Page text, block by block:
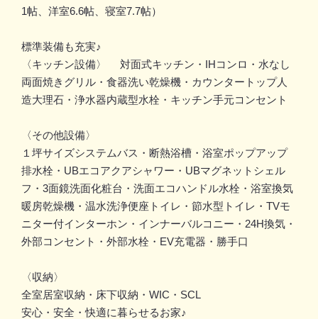
1帖、洋室6.6帖、寝室7.7帖）
標準装備も充実♪
〈キッチン設備〉 対面式キッチン・IHコンロ・水なし
両面焼きグリル・食器洗い乾燥機・カウンタートップ人
造大理石・浄水器内蔵型水栓・キッチン手元コンセント
〈その他設備〉
１坪サイズシステムバス・断熱浴槽・浴室ポップアップ
排水栓・UBエコアクアシャワー・UBマグネットシェル
フ・3面鏡洗面化粧台・洗面エコハンドル水栓・浴室換気
暖房乾燥機・温水洗浄便座トイレ・節水型トイレ・TVモ
ニター付インターホン・インナーバルコニー・24H換気・
外部コンセント・外部水栓・EV充電器・勝手口
〈収納〉
全室居室収納・床下収納・WIC・SCL
安心・安全・快適に暮らせるお家♪